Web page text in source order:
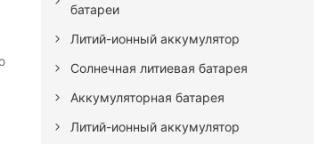
батареи
Литий-ионный аккумулятор
Солнечная литиевая батарея
Аккумуляторная батарея
Литий-ионный аккумулятор